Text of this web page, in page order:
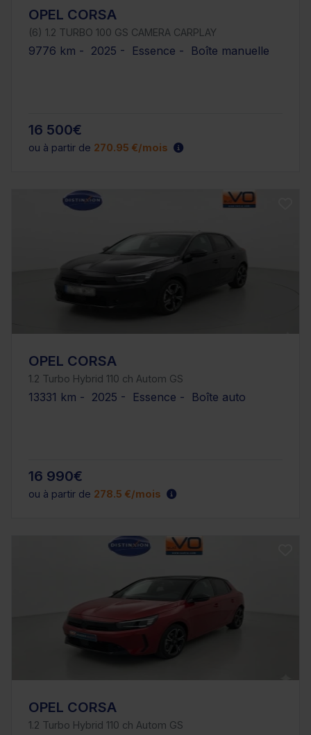
OPEL CORSA
(6) 1.2 TURBO 100 GS CAMERA CARPLAY
9776 km - 2025 - Essence - Boîte manuelle
16 500€
ou à partir de 270.95 €/mois
OPEL CORSA
1.2 Turbo Hybrid 110 ch Autom GS
13331 km - 2025 - Essence - Boîte auto
16 990€
ou à partir de 278.5 €/mois
OPEL CORSA
1.2 Turbo Hybrid 110 ch Autom GS